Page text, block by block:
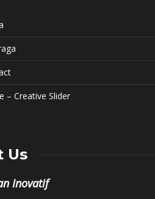
– Creative Slider
Us
Inovatif